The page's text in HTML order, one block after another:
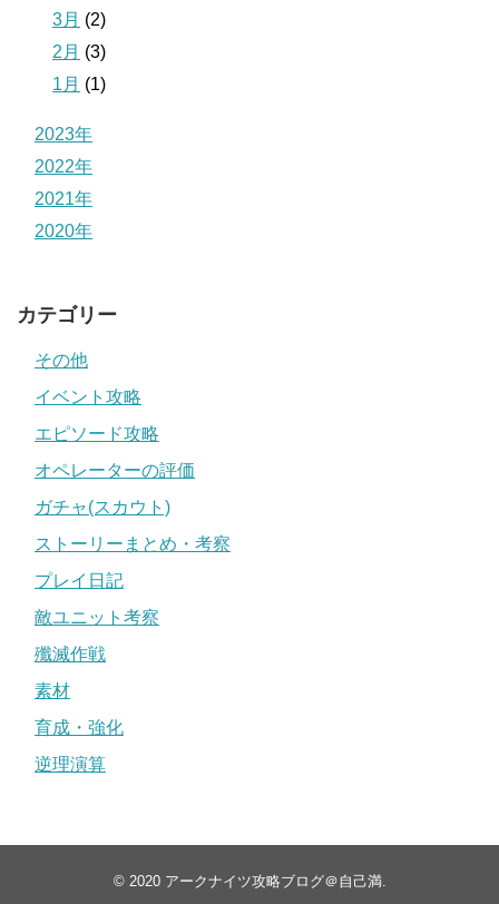
3月 (2)
2月 (3)
1月 (1)
2023年
2022年
2021年
2020年
カテゴリー
その他
イベント攻略
エピソード攻略
オペレーターの評価
ガチャ(スカウト)
ストーリーまとめ・考察
プレイ日記
敵ユニット考察
殲滅作戦
素材
育成・強化
逆理演算
© 2020 アークナイツ攻略ブログ＠自己満.